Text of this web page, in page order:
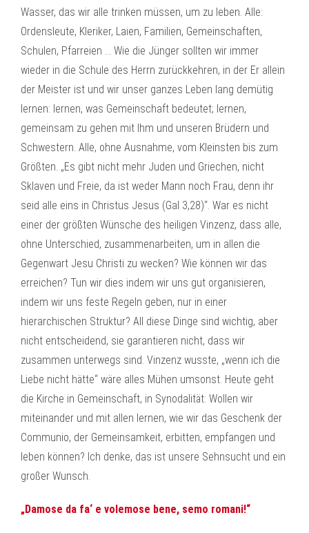
Wasser, das wir alle trinken müssen, um zu leben. Alle:
Ordensleute, Kleriker, Laien, Familien, Gemeinschaften,
Schulen, Pfarreien … Wie die Jünger sollten wir immer
wieder in die Schule des Herrn zurückkehren, in der Er allein
der Meister ist und wir unser ganzes Leben lang demütig
lernen: lernen, was Gemeinschaft bedeutet; lernen,
gemeinsam zu gehen mit Ihm und unseren Brüdern und
Schwestern. Alle, ohne Ausnahme, vom Kleinsten bis zum
Größten. „Es gibt nicht mehr Juden und Griechen, nicht
Sklaven und Freie, da ist weder Mann noch Frau, denn ihr
seid alle eins in Christus Jesus (Gal 3,28)“. War es nicht
einer der größten Wünsche des heiligen Vinzenz, dass alle,
ohne Unterschied, zusammenarbeiten, um in allen die
Gegenwart Jesu Christi zu wecken? Wie können wir das
erreichen? Tun wir dies indem wir uns gut organisieren,
indem wir uns feste Regeln geben, nur in einer
hierarchischen Struktur? All diese Dinge sind wichtig, aber
nicht entscheidend, sie garantieren nicht, dass wir
zusammen unterwegs sind. Vinzenz wusste, „wenn ich die
Liebe nicht hätte“ wäre alles Mühen umsonst. Heute geht
die Kirche in Gemeinschaft, in Synodalität: Wollen wir
miteinander und mit allen lernen, wie wir das Geschenk der
Communio, der Gemeinsamkeit, erbitten, empfangen und
leben können? Ich denke, das ist unsere Sehnsucht und ein
großer Wunsch.
„Damose da fa‘ e volemose bene, semo romani!“